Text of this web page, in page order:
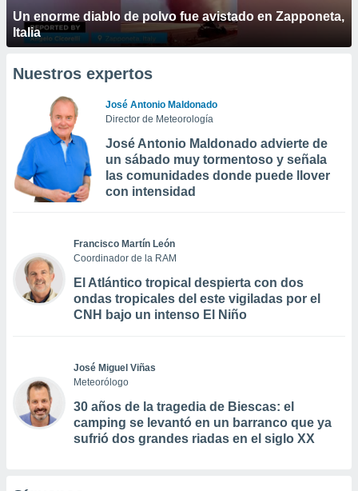
Un enorme diablo de polvo fue avistado en Zapponeta,
Italia
Nuestros expertos
José Antonio Maldonado
Director de Meteorología
José Antonio Maldonado advierte de
un sábado muy tormentoso y señala
las comunidades donde puede llover
con intensidad
Francisco Martín León
Coordinador de la RAM
El Atlántico tropical despierta con dos
ondas tropicales del este vigiladas por el
CNH bajo un intenso El Niño
José Miguel Viñas
Meteorólogo
30 años de la tragedia de Biescas: el
camping se levantó en un barranco que ya
sufrió dos grandes riadas en el siglo XX